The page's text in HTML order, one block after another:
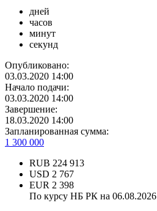
дней
часов
минут
секунд
Опубликовано:
03.03.2020 14:00
Начало подачи:
03.03.2020 14:00
Завершение:
18.03.2020 14:00
Запланированная сумма:
1 300 000
RUB 224 913
USD 2 767
EUR 2 398
По курсу НБ РК на 06.08.2026